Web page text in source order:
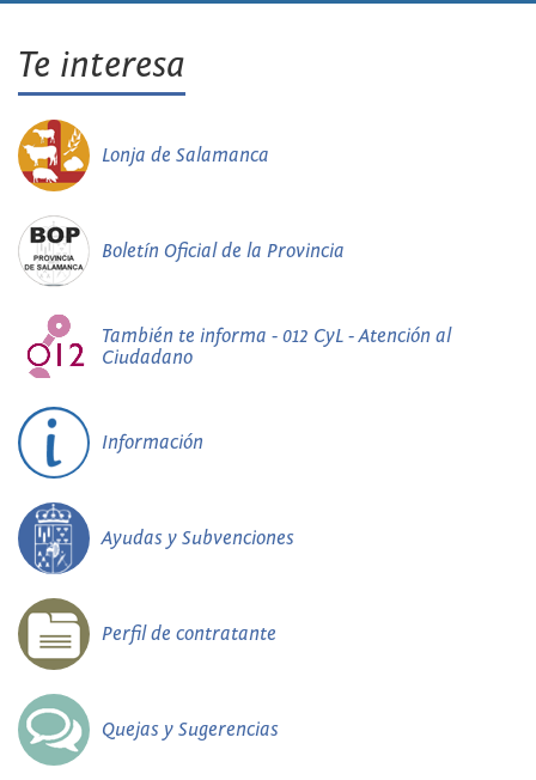
Te interesa
Lonja de Salamanca
Boletín Oficial de la Provincia
También te informa - 012 CyL - Atención al
Ciudadano
Información
Ayudas y Subvenciones
Perfil de contratante
Quejas y Sugerencias